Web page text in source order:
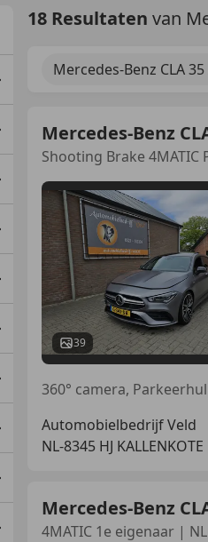
18 Resultaten van
Mercedes-Benz CLA 35
Mercedes-Benz
Shooting Brake
39
Automobielbedrijf Veld
NL-8345 HJ KALLENKOTE
Mercedes-Benz
4MATIC 1e eigenaar |